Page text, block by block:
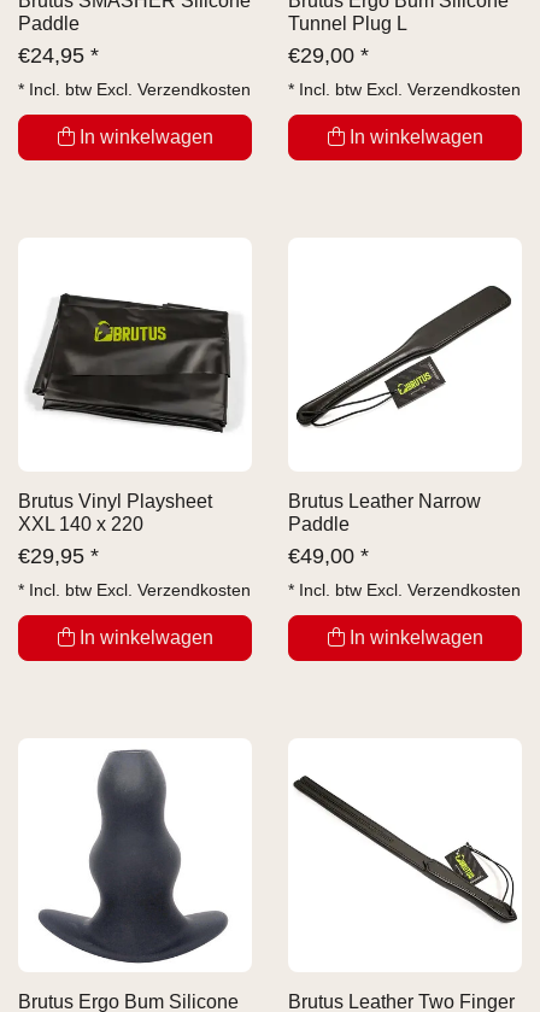
Paddle
€24,95 *
* Incl. btw Excl. Verzendkosten
In winkelwagen
Tunnel Plug L
€29,00 *
* Incl. btw Excl. Verzendkosten
In winkelwagen
Brutus Vinyl Playsheet
XXL 140 x 220
€29,95 *
* Incl. btw Excl. Verzendkosten
In winkelwagen
Brutus Leather Narrow
Paddle
€49,00 *
* Incl. btw Excl. Verzendkosten
In winkelwagen
Brutus Ergo Bum Silicone Brutus Leather Two Finger